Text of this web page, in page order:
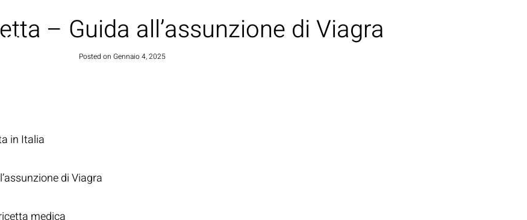
– Guida all’assunzione di Viagra
Posted on Gennaio 4, 2025
in Italia
di Viagra
medica